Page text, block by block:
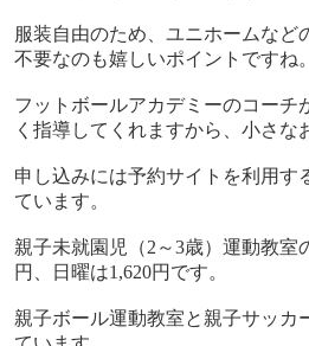
服装自由のため、ユニホームなど
不要なのも嬉しいポイントですね。
フットボールアカデミーのコーチ
く指導してくれますから、小さな
申し込みには予約サイトを利用す
ています。
親子未就園児（2 ～3歳）運動教室
円、日曜は1,620円です。
親子ボール運動教室と親子サッカ